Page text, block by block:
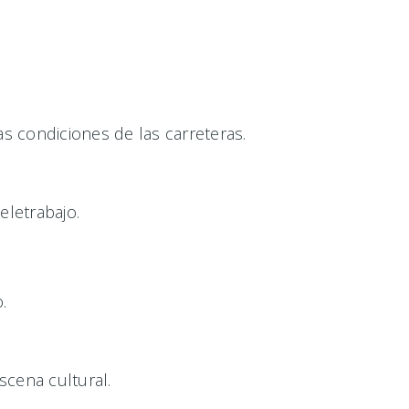
condiciones de las carreteras.
cultural.